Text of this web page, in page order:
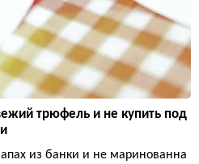
трюфель и не купить под
из банки и не маринованна